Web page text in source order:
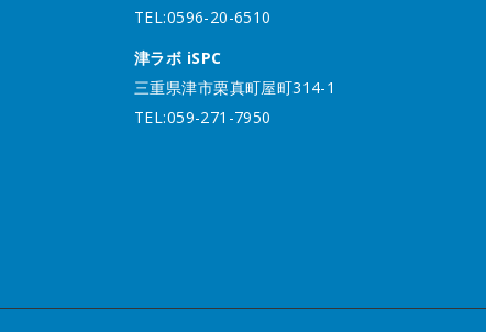
TEL:0596-20-6510
津ラボ iSPC
三重県津市栗真町屋町314-1
TEL:059-271-7950